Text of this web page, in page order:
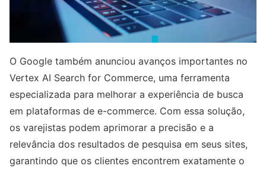
O Google também anunciou avanços importantes no
Vertex AI Search for Commerce, uma ferramenta
especializada para melhorar a experiência de busca
em plataformas de e-commerce. Com essa solução,
os varejistas podem aprimorar a precisão e a
relevância dos resultados de pesquisa em seus sites,
garantindo que os clientes encontrem exatamente o